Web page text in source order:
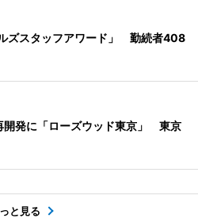
ズスタッフアワード」 勤続者408
開発に「ローズウッド東京」 東京
と見る